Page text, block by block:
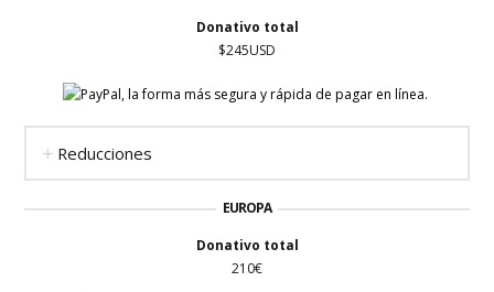
Donativo total
$245USD
Reducciones
EUROPA
Donativo total
210€